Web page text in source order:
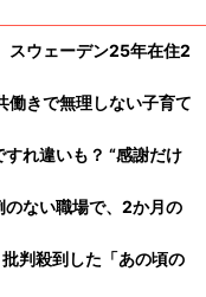
ウェーデン25年在住2
きで無理しない子育て
れ違いも？ “感謝だけ
のない職場で、2か月の
判殺到した「あの頃の